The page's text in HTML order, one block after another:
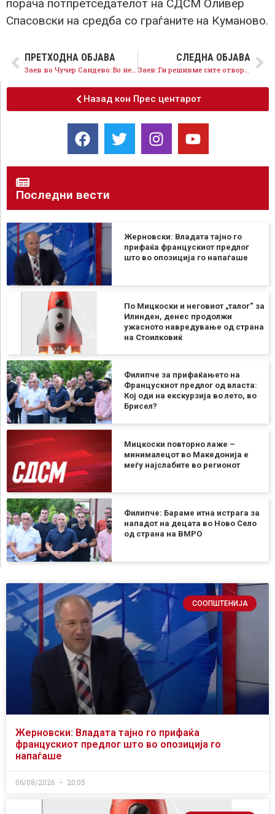
порача потпретседателот на СДСМ Оливер
Спасовски на средба со граѓаните на Куманово.
ПРЕТХОДНА ОБЈАВА
Заев во Чучер Сандево: Во недела масовно да излеземе да ја потврдиме правилната насока на општините и државата
СЛЕДНА ОБЈАВА
Заев: Ги решивме сите отворени прашања за да имаме повисок животен стандард, во недела да гласаме за број
Назад кон Прес центарот
Последни вести
Жерновски: Владата тајно го
прифаќа францускиот предлог
што во опозиција го напаѓаше
По Мицкоски и неговиот „талог“ за
Илинден, денес продолжи
ужасното навредување од страна
на Стоилковиќ
Филипче за прифаќањето на
Францускиот предлог од власта:
Кој оди на екскурзија во лето, во
Брисел?
Мицкоски повторно лаже –
минималецот во Македонија е
меѓу најслабите во регионот
Филипче: Бараме итна истрага за
нападот на децата во Ново Село
од страна на ВМРО
СООПШТЕНИЈА
Жерновски: Владата тајно го прифаќа
францускиот предлог што во опозиција го
напаѓаше
06/08/2026 20:05